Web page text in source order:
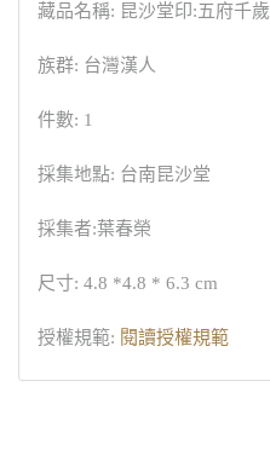
藏品名稱: 昆沙堂印:五府千歲
族群: 台灣漢人
件數: 1
採集地點: 台南昆沙堂
採集者:葉春榮
尺寸: 4.8 *4.8 * 6.3 cm
授權規範: 閱讀授權規範